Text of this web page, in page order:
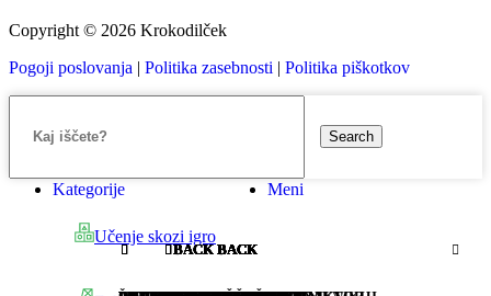
Copyright © 2026 Krokodilček
Pogoji poslovanja | Politika zasebnosti | Politika piškotkov
Search
Kategorije Meni
Učenje skozi igro
BACK BACK
BACK
BACK
BACK
BACK BACK
BACK
BACK
BACK BACK
BACK
BACK BACK
BACK
BACK
BACK
BACK